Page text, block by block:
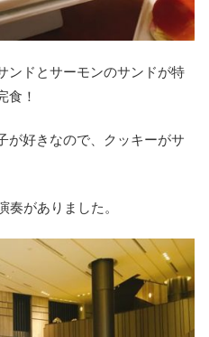
ンドとサーモンのサンドが特
食！
が好きなので、クッキーがサ
奏がありました。